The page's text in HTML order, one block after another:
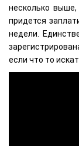
несколько
придется
недели.
если что то